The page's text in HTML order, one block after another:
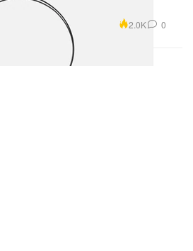
2.0K 0